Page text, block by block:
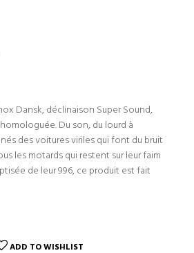
Dansk, déclinaison Super Sound,
Du son, du lourd à
des voitures viriles qui font du bruit
les motards qui restent sur leur faim
de leur 996, ce produit est fait
ADD TO WISHLIST